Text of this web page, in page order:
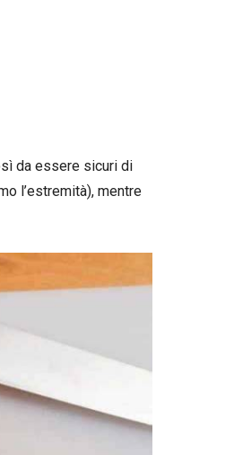
da essere sicuri di
l’estremità), mentre